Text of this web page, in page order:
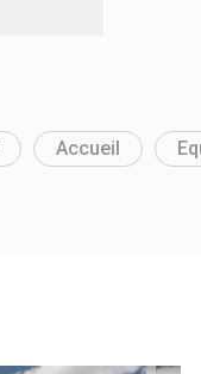
Accueil